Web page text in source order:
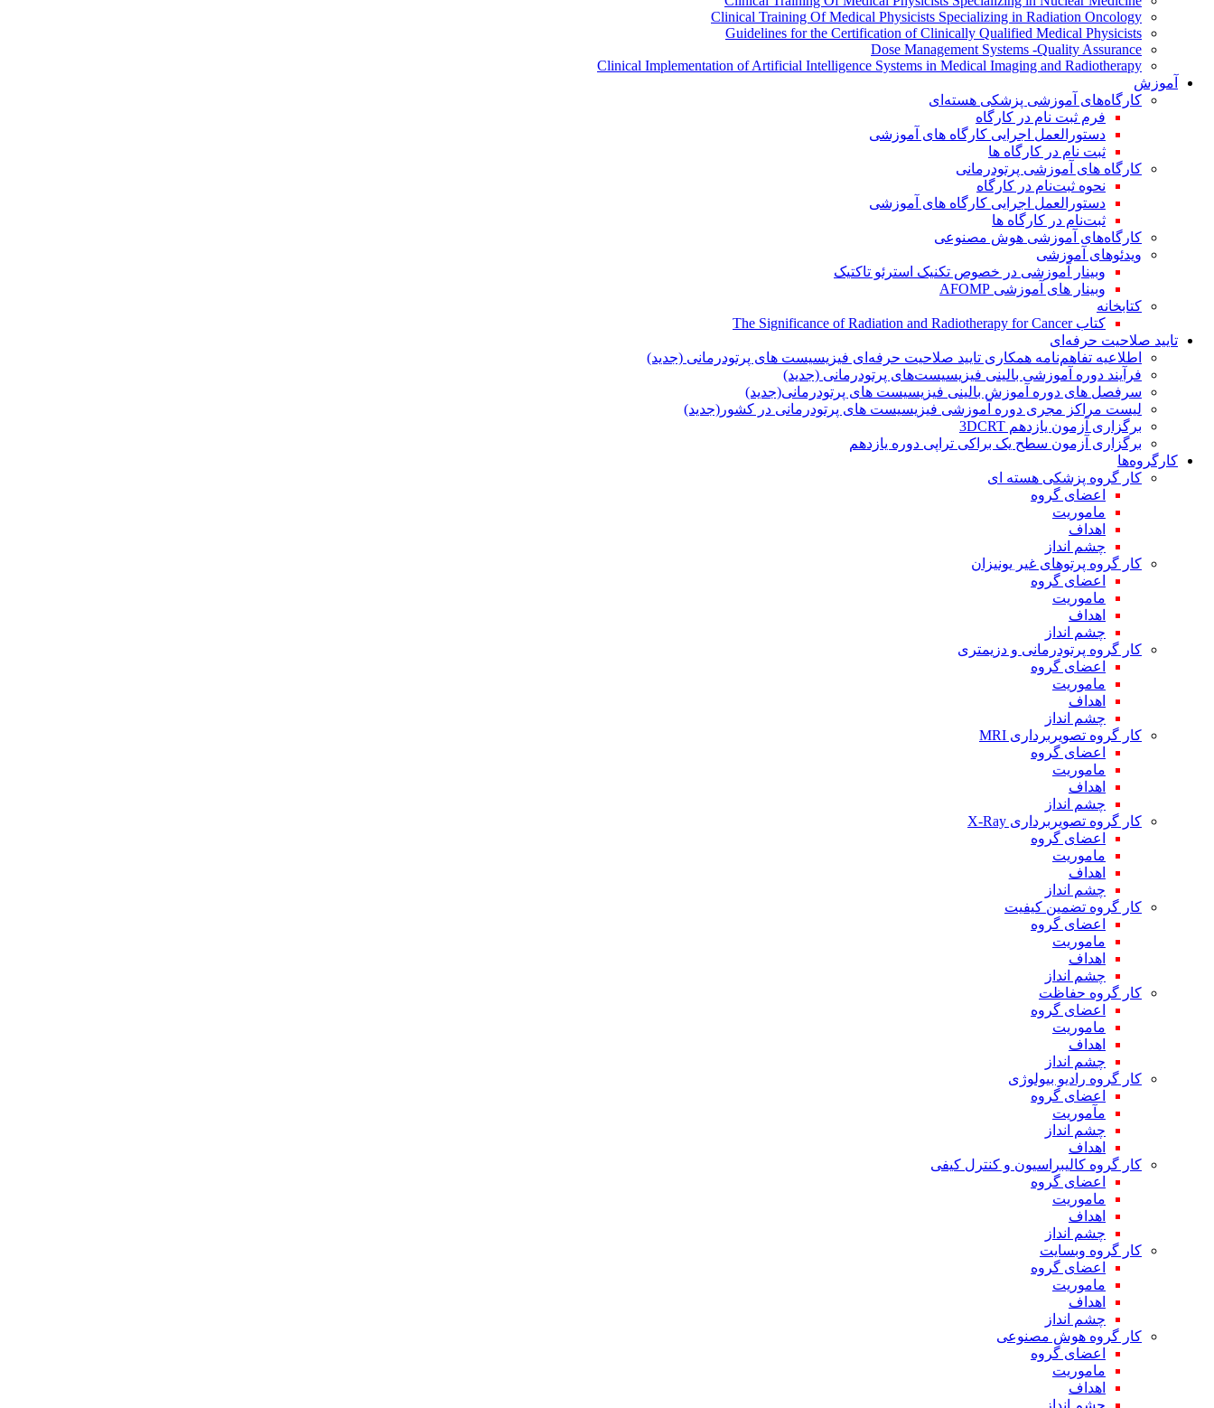
Clinical Training Of Medical Physicists Specializing in Radiation Oncology
Guidelines for the Certification of Clinically Qualified Medical Physicists
Dose Management Systems -Quality Assurance
Clinical Implementation of Artificial Intelligence Systems in Medical Imaging and Radiotherapy
آموزش
کارگاه‌های آموزشی پزشکی هسته‌ای
فرم ثبت نام در کارگاه
دستورالعمل اجرایی کارگاه های آموزشی
ثبت نام در کارگاه ها
کارگاه های آموزشی پرتودرمانی
نحوه ثبت‌نام در کارگاه
دستورالعمل اجرایی کارگاه های آموزشی
ثبت‌نام در کارگاه ها
کارگاه‌های آموزشی هوش مصنوعی
ویدئوهای آموزشی
وبینار آموزشی در خصوص تکنیک استرئو تاکتیک
وبینار های آموزشی AFOMP
کتابخانه
کتاب The Significance of Radiation and Radiotherapy for Cancer
تایید صلاحیت حرفه‌ای
اطلاعیه تفاهم‌نامه همکاری تایید صلاحیت حرفه‌ای فیزیسیست های پرتودرمانی (جدید)
فرآیند دوره آموزشی بالینی فیزیسیست‌های پرتودرمانی (جدید)
سرفصل های دوره آموزش بالینی فیزیسیست های پرتودرمانی(جدید)
لیست مراکز مجری دوره آموزشی فیزیسیست های پرتودرمانی در کشور(جدید)
برگزاری آزمون یازدهم 3DCRT
برگزاری آزمون سطح یک براکی تراپی دوره یازدهم
کارگروه‌ها
کار گروه پزشکی هسته ای
اعضای گروه
ماموریت
اهداف
چشم انداز
کار گروه پرتوهای غیر یونیزان
اعضای گروه
ماموریت
اهداف
چشم انداز
کار گروه پرتودرمانی و دزیمتری
اعضای گروه
ماموریت
اهداف
چشم انداز
کار گروه تصویربرداری MRI
اعضای گروه
ماموریت
اهداف
چشم انداز
کار گروه تصویربرداری X-Ray
اعضای گروه
ماموریت
اهداف
چشم انداز
کار گروه تضمین کیفیت
اعضای گروه
ماموریت
اهداف
چشم انداز
کار گروه حفاظت
اعضای گروه
ماموریت
اهداف
چشم انداز
کار گروه رادیو بیولوژی
اعضای گروه
مآموریت
چشم انداز
اهداف
کار گروه کالیبراسیون و کنترل کیفی
اعضای گروه
ماموریت
اهداف
چشم انداز
کار گروه وبسایت
اعضای گروه
ماموریت
اهداف
چشم انداز
کار گروه هوش مصنوعی
اعضای گروه
ماموریت
اهداف
چشم انداز